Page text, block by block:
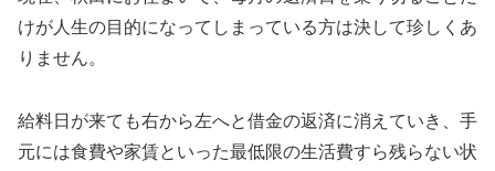
けが人生の目的になってしまっている方は決して珍しくあ
りません。
給料日が来ても右から左へと借金の返済に消えていき、手
元には食費や家賃といった最低限の生活費すら残らない状